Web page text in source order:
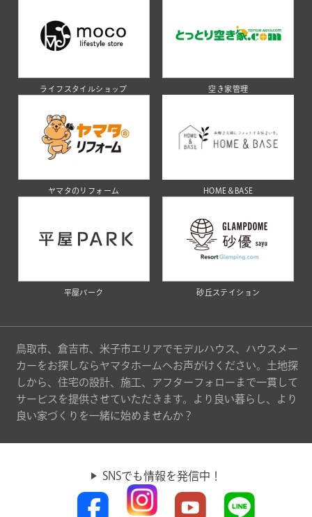
ライフスタイルショップ 空き家管理
ヤマタのリフォーム HOME＆BASE
平屋パーク 砂丘ステイション
鳥取市、倉吉市、米子市エリアでモデルハウス、ハウスメー
カーをお探しならヤマタホームへお声がけください。土地探
しから、住宅の設計、施工、アフターフォローまで一貫して
サービスを提供させていただきます。より良い暮らし、より
良い家づくりを一緒に始めませんか？
SNSでも情報を発信中！